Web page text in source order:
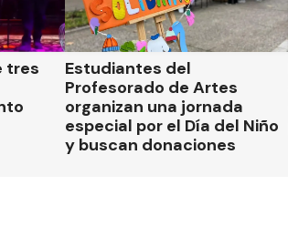
tres
Estudiantes del
Profesorado de Artes
organizan una jornada
especial por el Día del Niño
y buscan donaciones